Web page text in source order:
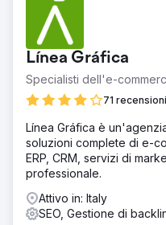
Línea Gráfica
Specialisti dell'e-
71 recensioni
Línea Gráfica è
soluzioni complete di e-
ERP, CRM, servizi di
professionale.
Attivo in: Italy
SEO, Gestione di